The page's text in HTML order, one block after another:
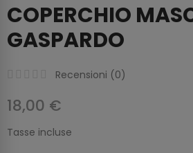
COPERCHIO
GASPARDO
Recensioni (0)
18,00 €
Tasse incluse